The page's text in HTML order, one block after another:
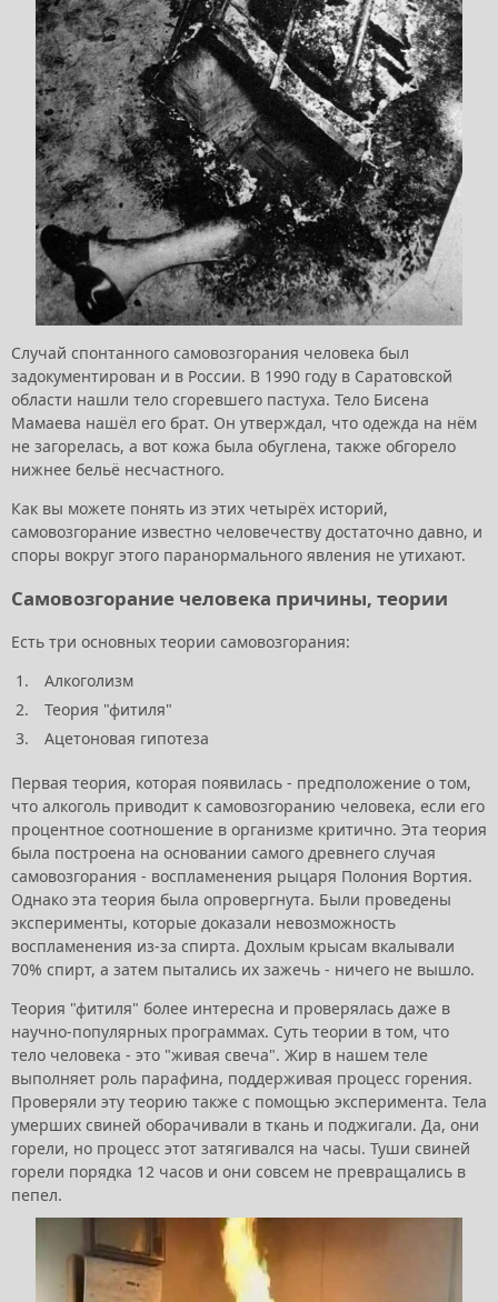
Случай спонтанного самовозгорания человека был
задокументирован и в России. В 1990 году в Саратовской
области нашли тело сгоревшего пастуха. Тело Бисена
Мамаева нашёл его брат. Он утверждал, что одежда на нём
не загорелась, а вот кожа была обуглена, также обгорело
нижнее бельё несчастного.
Как вы можете понять из этих четырёх историй,
самовозгорание известно человечеству достаточно давно, и
споры вокруг этого паранормального явления не утихают.
Самовозгорание человека причины, теории
Есть три основных теории самовозгорания:
Алкоголизм
Теория "фитиля"
Ацетоновая гипотеза
Первая теория, которая появилась - предположение о том,
что алкоголь приводит к самовозгоранию человека, если его
процентное соотношение в организме критично. Эта теория
была построена на основании самого древнего случая
самовозгорания - воспламенения рыцаря Полония Вортия.
Однако эта теория была опровергнута. Были проведены
эксперименты, которые доказали невозможность
воспламенения из-за спирта. Дохлым крысам вкалывали
70% спирт, а затем пытались их зажечь - ничего не вышло.
Теория "фитиля" более интересна и проверялась даже в
научно-популярных программах. Суть теории в том, что
тело человека - это "живая свеча". Жир в нашем теле
выполняет роль парафина, поддерживая процесс горения.
Проверяли эту теорию также с помощью эксперимента. Тела
умерших свиней оборачивали в ткань и поджигали. Да, они
горели, но процесс этот затягивался на часы. Туши свиней
горели порядка 12 часов и они совсем не превращались в
пепел.